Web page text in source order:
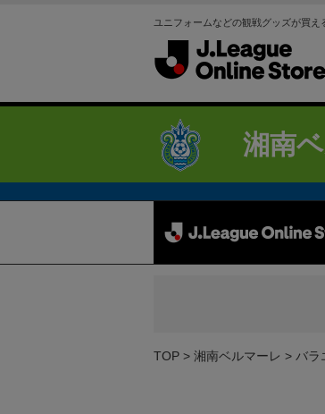
ユニフォームなどの観戦グッズが買
湘南
TOP 湘南ベルマーレ バラ